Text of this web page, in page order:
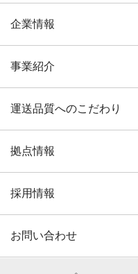
企業情報
事業紹介
運送品質へのこだわり
拠点情報
採用情報
お問い合わせ